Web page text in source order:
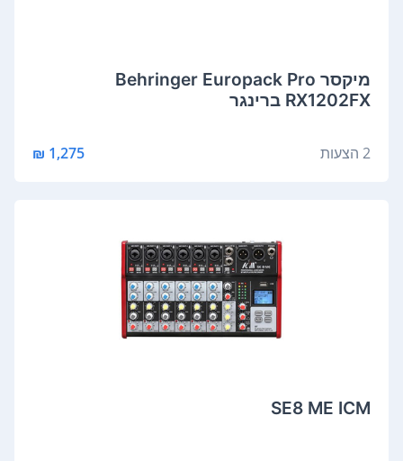
‏מיקסר Behringer Europack Pro
RX1202FX ברינגר
2 הצעות 1,275 ₪
SE8 ME ICM